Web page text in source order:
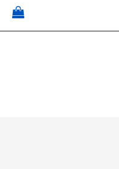
Quantità